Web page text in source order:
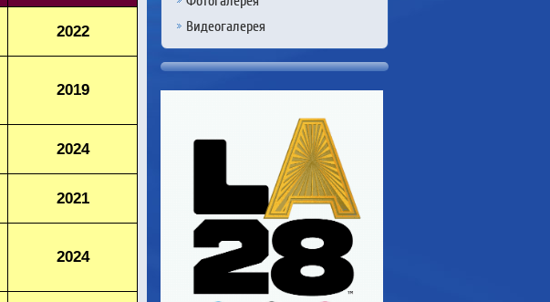
Видеогалерея
2022
2019
2024
2021
2024